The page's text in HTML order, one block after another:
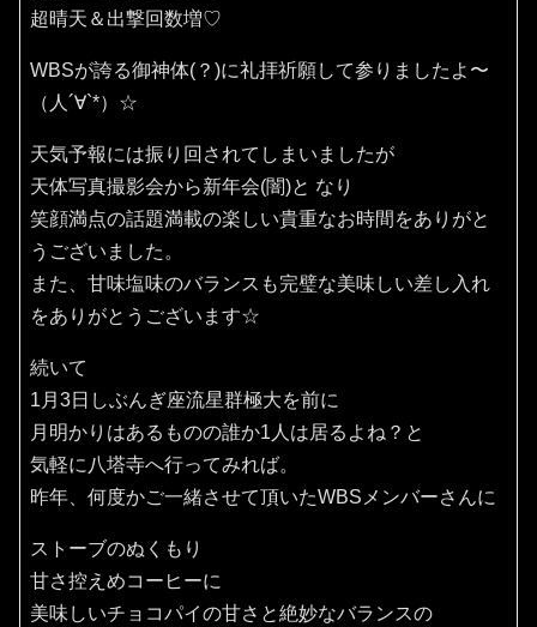
超晴天＆出撃回数増♡
WBSが誇る御神体(？)に礼拝祈願して参りましたよ〜
（人´∀`*）☆
天気予報には振り回されてしまいましたが
天体写真撮影会から新年会(闇)と なり
笑顔満点の話題満載の楽しい貴重なお時間をありがと
うございました。
また、甘味塩味のバランスも完璧な美味しい差し入れ
をありがとうございます☆
続いて
1月3日しぶんぎ座流星群極大を前に
月明かりはあるものの誰か1人は居るよね？と
気軽に八塔寺へ行ってみれば。
昨年、何度かご一緒させて頂いたWBSメンバーさんに
ストーブのぬくもり
甘さ控えめコーヒーに
美味しいチョコパイの甘さと絶妙なバランスの